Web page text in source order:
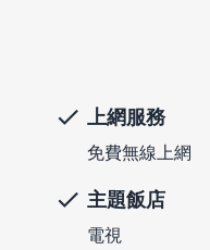
上網服務
免費無線上網
主題飯店
電視